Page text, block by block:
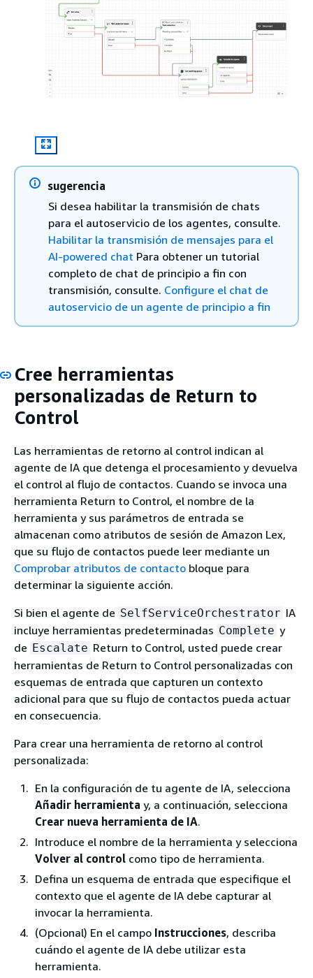
sugerencia
Si desea habilitar la transmisión de chats
para el autoservicio de los agentes, consulte.
Habilitar la transmisión de mensajes para el
AI-powered chat Para obtener un tutorial
completo de chat de principio a fin con
transmisión, consulte. Configure el chat de
autoservicio de un agente de principio a fin
Cree herramientas
personalizadas de Return to
Control
Las herramientas de retorno al control indican al
agente de IA que detenga el procesamiento y devuelva
el control al flujo de contactos. Cuando se invoca una
herramienta Return to Control, el nombre de la
herramienta y sus parámetros de entrada se
almacenan como atributos de sesión de Amazon Lex,
que su flujo de contactos puede leer mediante un
Comprobar atributos de contacto bloque para
determinar la siguiente acción.
Si bien el agente de SelfServiceOrchestrator IA
incluye herramientas predeterminadas Complete y
de Escalate Return to Control, usted puede crear
herramientas de Return to Control personalizadas con
esquemas de entrada que capturen un contexto
adicional para que su flujo de contactos pueda actuar
en consecuencia.
Para crear una herramienta de retorno al control
personalizada:
En la configuración de tu agente de IA, selecciona
Añadir herramienta y, a continuación, selecciona
Crear nueva herramienta de IA.
Introduce el nombre de la herramienta y selecciona
Volver al control como tipo de herramienta.
Defina un esquema de entrada que especifique el
contexto que el agente de IA debe capturar al
invocar la herramienta.
(Opcional) En el campo Instrucciones, describa
cuándo el agente de IA debe utilizar esta
herramienta.